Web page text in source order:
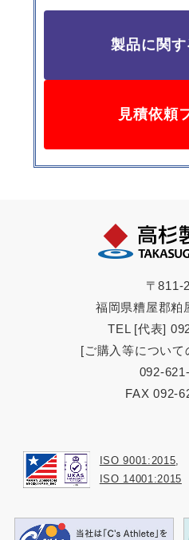
製品に関
見積依頼
〒811-
福岡県糟屋郡粕
TEL [代表]
[ご購入等について
092-
FAX 092-
ISO 9001:2015,
ISO 14001:2015